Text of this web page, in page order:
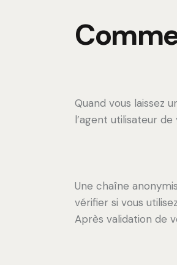
Quand vous laissez
l’agent utilisateur
Une chaîne
vérifier si vous
Après validation de